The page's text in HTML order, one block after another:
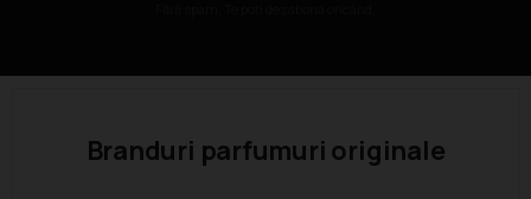
Branduri parfumuri originale